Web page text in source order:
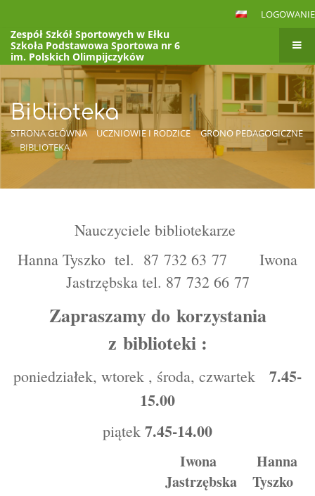
LOGOWANIE
Zespół Szkół Sportowych w Ełku
Szkoła Podstawowa Sportowa nr 6
im. Polskich Olimpijczyków
VI Liceum Ogólnokształcące
im. Polskich Olimpijczyków
to jest link BOXc
Biblioteka
STRONA GŁÓWNA UCZNIOWIE I RODZICE
GRONO PEDAGOGICZNE
BIBLIOTEKA
Nauczyciele bibliotekarze
Hanna Tyszko tel. 87 732 63 77 Iwona
Jastrzębska tel. 87 732 66 77
Zapraszamy do korzystania
z biblioteki :
poniedziałek, wtorek , środa, czwartek 7.45-
15.00
piątek 7.45-14.00
Iwona
Jastrzębska
Hanna
Tyszko